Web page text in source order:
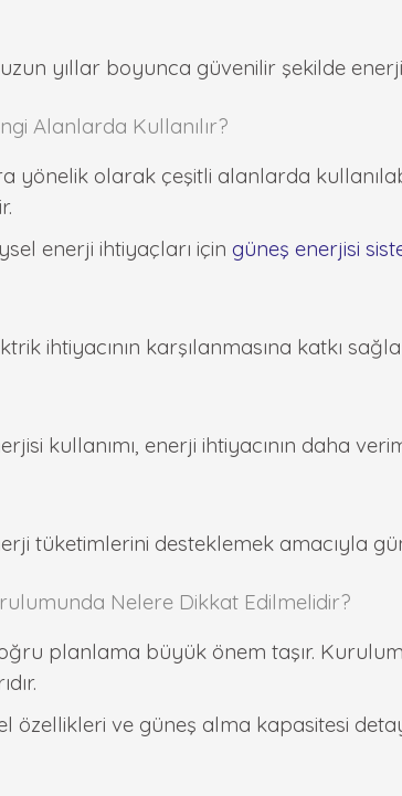
yıllar boyunca güvenilir şekilde
Alanlarda Kullanılır?
yönelik olarak çeşitli alanlarda
enerji ihtiyaçları için güneş enerjisi
ihtiyacının karşılanmasına katkı
kullanımı, enerji ihtiyacının daha
tüketimlerini desteklemek amacıyla
Nelere Dikkat Edilmelidir?
planlama büyük önem taşır.
özellikleri ve güneş alma kapasitesi